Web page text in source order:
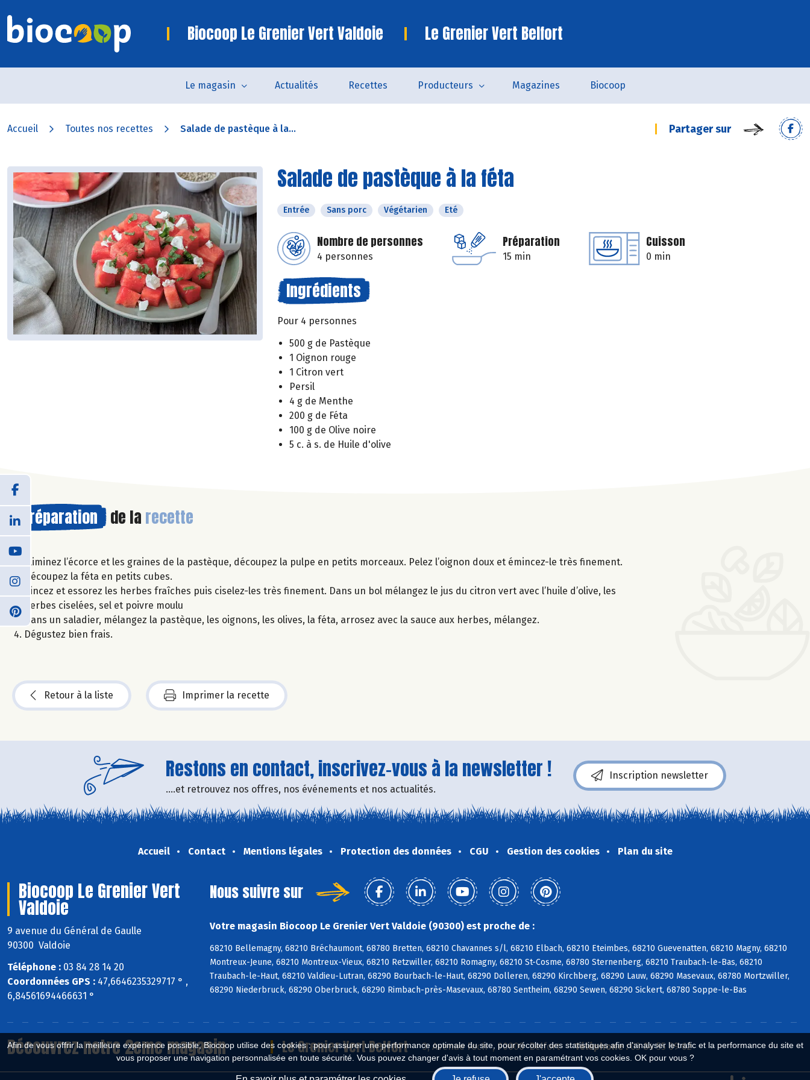
Afin de vous offrir la meilleure expérience possible, Biocoop utilise des cookies : pour assurer une performance optimale du site, pour récolter des statistiques afin d'analyser le trafic et la performance du site et
vous proposer une navigation personnalisée en toute sécurité. Vous pouvez changer d'avis à tout moment en paramétrant vos cookies. OK pour vous ?
Biocoop Le Grenier Vert Valdoie Le Grenier Vert Belfort
Le magasin Actualités Recettes Producteurs Magazines Biocoop
Accueil Toutes nos recettes Salade de pastèque à la... Partager sur
Salade de pastèque à la féta
Entrée Sans porc Végétarien Eté
Nombre de personnes
4 personnes
Préparation
15 min
Cuisson
0 min
Ingrédients
Pour 4 personnes
500 g de Pastèque
1 Oignon rouge
1 Citron vert
Persil
4 g de Menthe
200 g de Féta
100 g de Olive noire
5 c. à s. de Huile d'olive
Préparation de la recette
Eliminez l’écorce et les graines de la pastèque, découpez la pulpe en petits morceaux. Pelez l’oignon doux et émincez-le très finement.
Découpez la féta en petits cubes.
Rincez et essorez les herbes fraîches puis ciselez-les très finement. Dans un bol mélangez le jus du citron vert avec l’huile d’olive, les
herbes ciselées, sel et poivre moulu
Dans un saladier, mélangez la pastèque, les oignons, les olives, la féta, arrosez avec la sauce aux herbes, mélangez.
Dégustez bien frais.
Retour à la liste Imprimer la recette
Restons en contact, inscrivez-vous à la newsletter !
....et retrouvez nos offres, nos événements et nos actualités.
Inscription newsletter
Accueil Contact Mentions légales Protection des données CGU Gestion des cookies Plan du site
Biocoop Le Grenier Vert
Valdoie
9 avenue du Général de Gaulle
90300 Valdoie
Téléphone : 03 84 28 14 20
Coordonnées GPS : 47,6646235329717 ° ,
6,84561694466631 °
Nous suivre sur
Votre magasin Biocoop Le Grenier Vert Valdoie (90300) est proche de :
68210 Bellemagny, 68210 Bréchaumont, 68780 Bretten, 68210 Chavannes s/l, 68210 Elbach, 68210 Eteimbes, 68210 Guevenatten, 68210 Magny, 68210
Montreux-Jeune, 68210 Montreux-Vieux, 68210 Retzwiller, 68210 Romagny, 68210 St-Cosme, 68780 Sternenberg, 68210 Traubach-le-Bas, 68210
Traubach-le-Haut, 68210 Valdieu-Lutran, 68290 Bourbach-le-Haut, 68290 Dolleren, 68290 Kirchberg, 68290 Lauw, 68290 Masevaux, 68780 Mortzwiller,
68290 Niederbruck, 68290 Oberbruck, 68290 Rimbach-près-Masevaux, 68780 Sentheim, 68290 Sewen, 68290 Sickert, 68780 Soppe-le-Bas
Découvrez notre 2eme magasin Le Grenier Vert Belfort 3, Avenue Foch , 90000 Belfort Téléphone :03 84 55 09 62